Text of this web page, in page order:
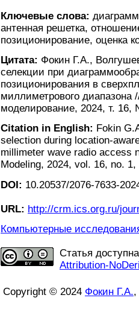
Ключевые слова:
антенная решетка,
позиционирование, оценка
Цитата: Фокин Г.А.,
селекции при
позиционирования в
миллиметрового
моделирование, 2024, т.
Citation in English: Fokin
selection during location-
millimeter wave radio access
Modeling, 2024, vol. 16, no. 1,
DOI: 10.20537/2076-7633-
URL: http://crm.ics.org.ru/
Компьютерные
Статья
Attribution-
Copyright © 2024 Фокин Г.А.,